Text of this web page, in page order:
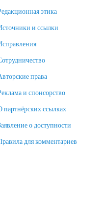
этика
и ссылки
права
и спонсорство
партнёрских ссылках
о доступности
для комментариев